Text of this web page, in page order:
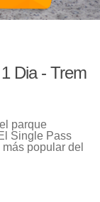
Dia - Trem
parque
Single Pass
popular del